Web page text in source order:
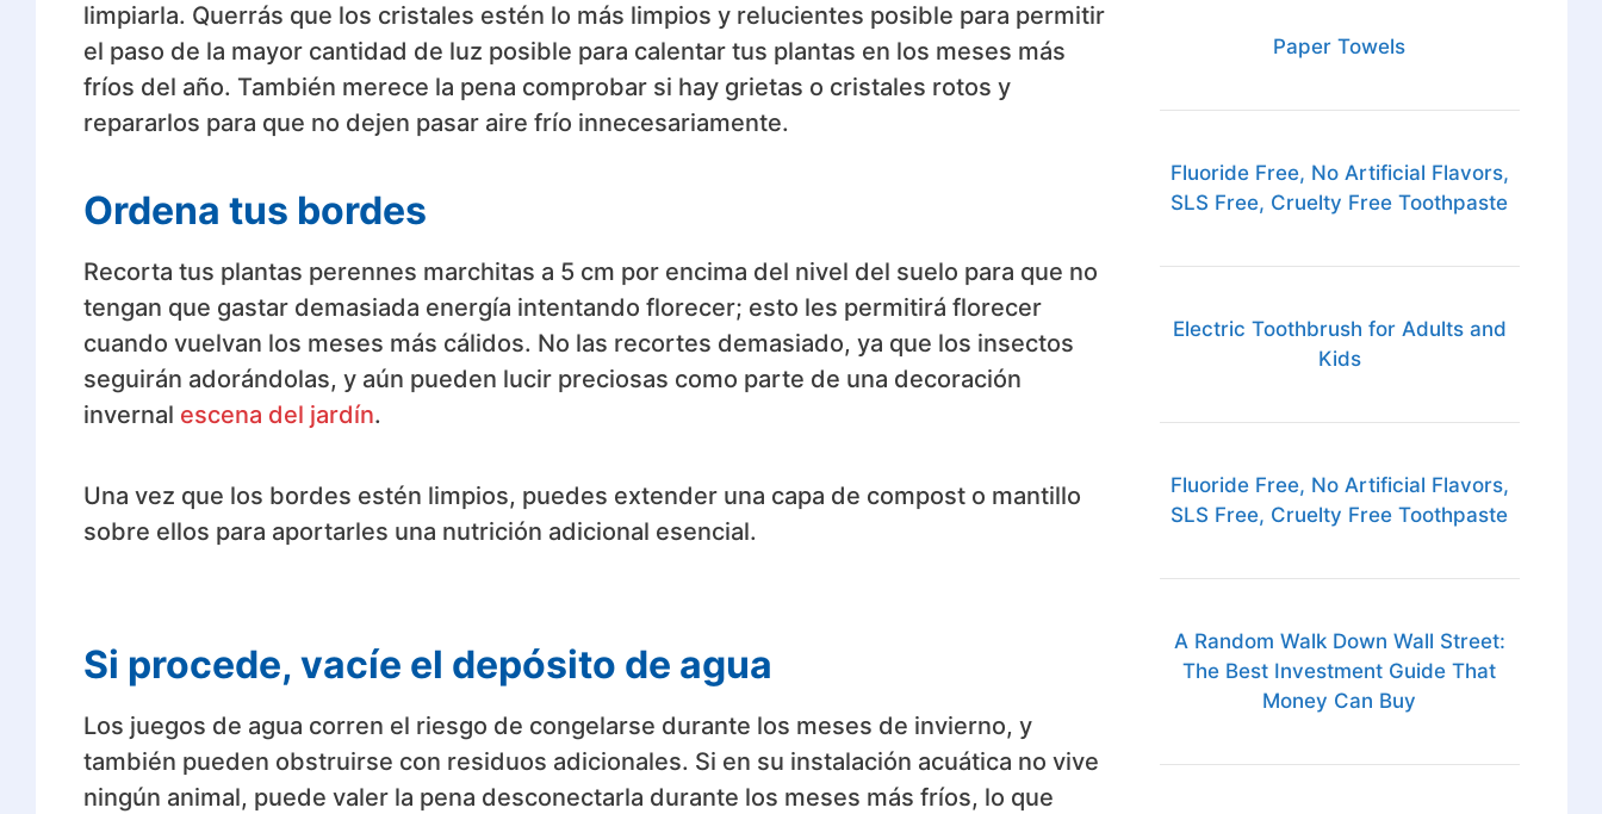
limpiarla. Querrás que los cristales estén lo más limpios y relucientes posible para permitir
el paso de la mayor cantidad de luz posible para calentar tus plantas en los meses más
fríos del año. También merece la pena comprobar si hay grietas o cristales rotos y
repararlos para que no dejen pasar aire frío innecesariamente.
Ordena tus bordes
Recorta tus plantas perennes marchitas a 5 cm por encima del nivel del suelo para que no
tengan que gastar demasiada energía intentando florecer; esto les permitirá florecer
cuando vuelvan los meses más cálidos. No las recortes demasiado, ya que los insectos
seguirán adorándolas, y aún pueden lucir preciosas como parte de una decoración
invernal escena del jardín.
Una vez que los bordes estén limpios, puedes extender una capa de compost o mantillo
sobre ellos para aportarles una nutrición adicional esencial.
Si procede, vacíe el depósito de agua
Los juegos de agua corren el riesgo de congelarse durante los meses de invierno, y
también pueden obstruirse con residuos adicionales. Si en su instalación acuática no vive
ningún animal, puede valer la pena desconectarla durante los meses más fríos, lo que
Paper Towels
Fluoride Free, No Artificial Flavors,
SLS Free, Cruelty Free Toothpaste
Electric Toothbrush for Adults and
Kids
Fluoride Free, No Artificial Flavors,
SLS Free, Cruelty Free Toothpaste
A Random Walk Down Wall Street:
The Best Investment Guide That
Money Can Buy